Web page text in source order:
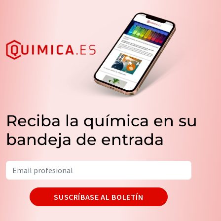
Reciba la química en su
bandeja de entrada
SUSCRÍBASE AL BOLETÍN